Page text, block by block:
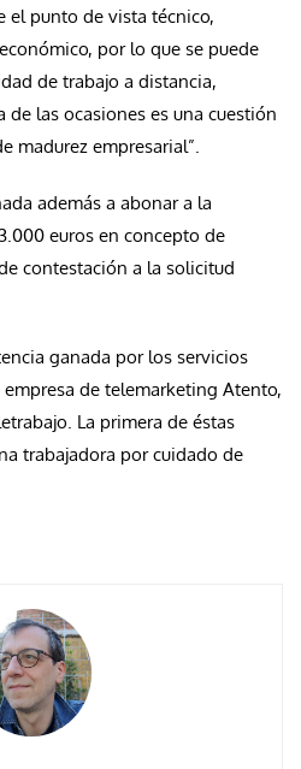
el punto de vista técnico,
por lo que se puede
de trabajo a distancia,
las ocasiones es una cuestión
madurez empresarial”.
además a abonar a la
euros en concepto de
contestación a la solicitud
ganada por los servicios
de telemarketing Atento,
La primera de éstas
trabajadora por cuidado de